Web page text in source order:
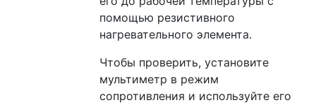
помощью резистивного
нагревательного элемента.
Чтобы проверить, установите
мультиметр в режим
сопротивления и используйте его